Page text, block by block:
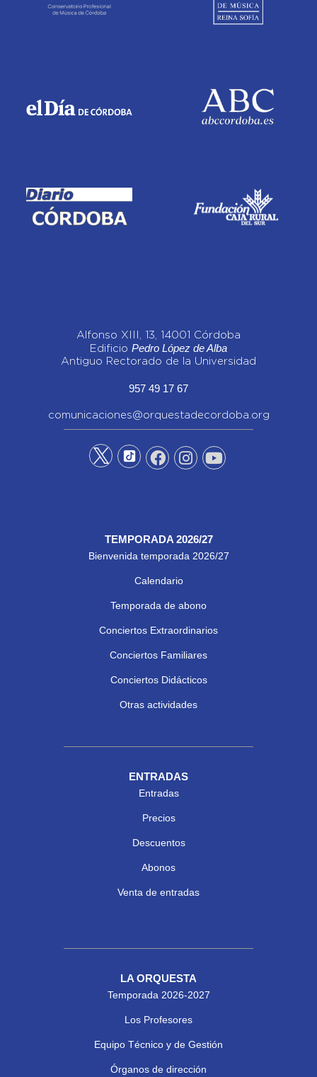
Alfonso XIII, 13, 14001 Córdoba
Edificio Pedro López de Alba
Antiguo Rectorado de la Universidad
957 49 17 67
comunicaciones@orquestadecordoba.org
TEMPORADA 2026/27
Bienvenida temporada 2026/27
Calendario
Temporada de abono
Conciertos Extraordinarios
Conciertos Familiares
Conciertos Didácticos
Otras actividades
ENTRADAS
Entradas
Precios
Descuentos
Abonos
Venta de entradas
LA ORQUESTA
Temporada 2026-2027
Los Profesores
Equipo Técnico y de Gestión
Órganos de dirección